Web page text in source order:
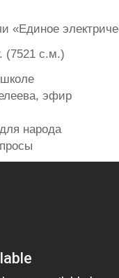
«Единое
(7521 с.м.)
эфир
народа